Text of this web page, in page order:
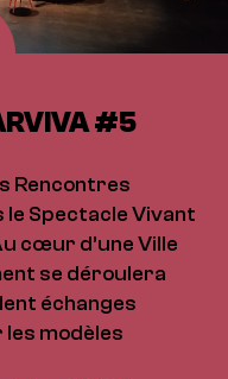
#5
Rencontres
le Spectacle Vivant
cœur d’une Ville
se déroulera
échanges
modèles